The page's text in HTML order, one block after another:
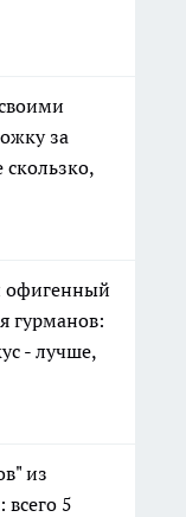
за
офигенный
гурманов:
- лучше,
из
5